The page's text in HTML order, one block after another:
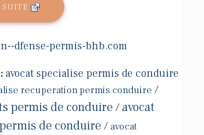
dfense-permis-bhb.com
avocat specialise permis de conduire
recuperation permis conduire /
permis de conduire /avocat
de conduire / avocat